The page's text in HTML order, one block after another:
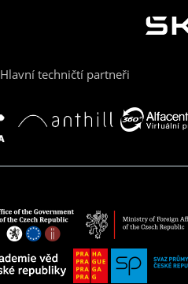
Hlavní techničtí partneři